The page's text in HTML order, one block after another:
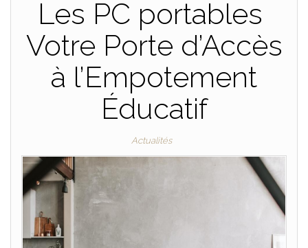
Les PC portables
Votre Porte d’Accès
à l’Empotement
Éducatif
Actualités